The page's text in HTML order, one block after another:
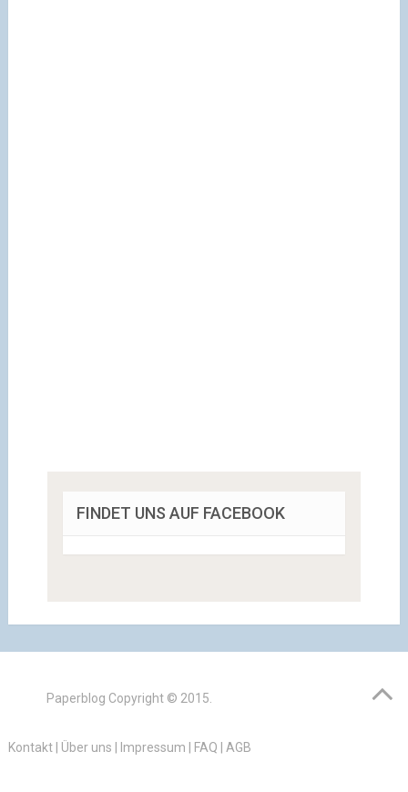
FINDET UNS AUF FACEBOOK
Paperblog Copyright © 2015.
Kontakt| Über uns | Impressum | FAQ | AGB